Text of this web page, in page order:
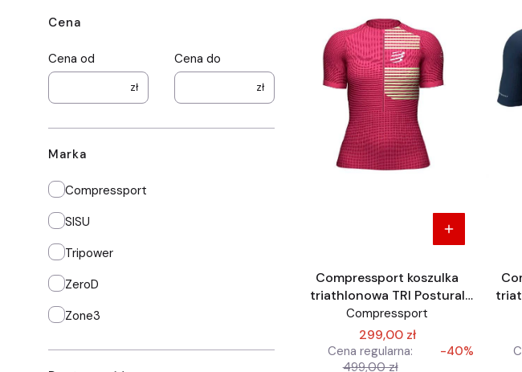
Cena
Cena od
zł
Cena do
zł
Marka
MarkaCompressport
SISU
Tripower
ZeroD
Zone3
Compressport koszulka
triathlonowa TRI Postural
SS Top
Compressport
299,00 zł
Cena regularna:
499,00 zł
-40%